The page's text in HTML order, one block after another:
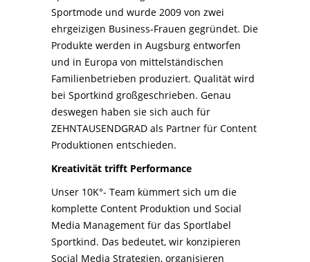
Sportmode und wurde 2009 von zwei
ehrgeizigen Business-Frauen gegründet. Die
Produkte werden in Augsburg entworfen
und in Europa von mittelständischen
Familienbetrieben produziert. Qualität wird
bei Sportkind großgeschrieben. Genau
deswegen haben sie sich auch für
ZEHNTAUSENDGRAD als Partner für Content
Produktionen entschieden.
Kreativität trifft Performance
Unser 10K°- Team kümmert sich um die
komplette Content Produktion und Social
Media Management für das Sportlabel
Sportkind. Das bedeutet, wir konzipieren
Social Media Strategien, organisieren